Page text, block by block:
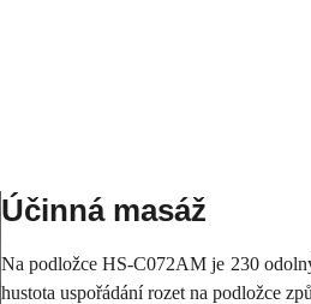
Účinná masáž
Na podložce HS-C072AM je 230
hustota uspořádání rozet na podložce